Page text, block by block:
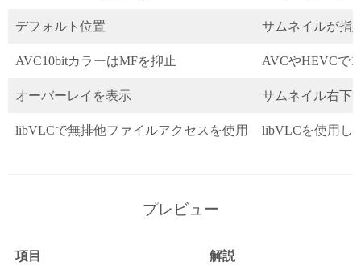
デフォルト位置 サムネイルが指
AVC10bitカラーはMFを抑止 AVCやHEVCで
オーバーレイを表示 サムネイル右下
libVLCで無排他ファイルアクセスを使用 libVLCを使用し
プレビュー
項目 解説